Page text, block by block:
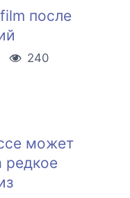
после
240
может
редкое